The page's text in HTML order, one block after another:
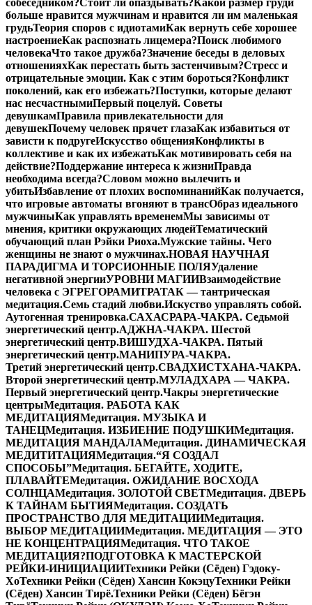
собеседником?Стоит ли опаздывать? Какой размер груди
больше нравится мужчинам и нравится ли им маленькая
грудьТеория споров с идиотамиКак вернуть себе хорошее
настроениеКак распознать лицемера?Поиск любимого
человекаЧто такое дружба?Значение беседы в деловых
отношенияхКак перестать быть застенчивым?Стресс и
отрицательные эмоции. Как с этим бороться?Конфликт
поколений, как его избежать?Поступки, которые делают
нас несчастнымиПервый поцелуй. Советы
девушкамПравила привлекательности для
девушекПочему человек прячет глазаКак избавиться от
зависти к подругеИскусство общенияКонфликты в
коллективе и как их избежатьКак мотивировать себя на
действие?Поддержание интереса к жизниПравда
необходима всегда?Словом можно вылечить и
убитьИзбавление от плохих воспоминанийКак получается,
что игровые автоматы вгоняют в трансОбраз идеального
мужчиныКак управлять временемМы зависимы от
мнения, критики окружающих людейТематический
обучающий план Рэйки Риоха.Мужские тайны. Чего
женщины не знают о мужчинах.НОВАЯ НАУЧНАЯ
ПАРАДИГМА И ТОРСИОННЫЕ ПОЛЯУдаление
негативной энергииУРОВНИ МАГИИВзаимодействие
человека с ЭГРЕГОРАМИТРАТАК — тантрическая
медитация.Семь стадий любви.Искуство управлять собой.
Аутогенная тренировка.САХАСРАРА-ЧАКРА. Седьмой
энергетический центр.АДЖНА-ЧАКРА. Шестой
энергетический центр.ВИШУДХА-ЧАКРА. Пятый
энергетический центр.МАНИПУРА-ЧАКРА.
Третий энергетический центр.СВАДХИСТХАНА-ЧАКРА.
Второй энергетический центр.МУЛАДХАРА — ЧАКРА.
Первый энергетический центр.Чакры энергетические
центрыМедитация. РАБОТА КАК
МЕДИТАЦИЯМедитация. МУЗЫКА И
ТАНЕЦМедитация. ИЗБИЕНИЕ ПОДУШКИМедитация.
МЕДИТАЦИЯ МАНДАЛАМедитация. ДИНАМИЧЕСКАЯ
МЕДИТИТАЦИЯМедитация.“Я СОЗДАЛ
СПОСОБЫ”Медитация. БЕГАЙТЕ, ХОДИТЕ,
ПЛАВАЙТЕМедитация. ОЖИДАНИЕ ВОСХОДА
СОЛНЦАМедитация. ЗОЛОТОЙ СВЕТМедитация. ДВЕРЬ
К ТАЙНАМ БЫТИЯМедитация. СОЗДАТЬ
ПРОСТРАНСТВО ДЛЯ МЕДИТАЦИИМедитация.
ВЫБОР МЕДИТАЦИИМедитация. МЕДИТАЦИЯ — ЭТО
НЕ КОНЦЕНТРАЦИЯМедитация. ЧТО ТАКОЕ
МЕДИТАЦИЯ?ПОДГОТОВКА К МАСТЕРСКОЙ
РЕЙКИ-ИНИЦИАЦИИТехники Рейки (Сёден) Гэдоку-
ХоТехники Рейки (Сёден) Хансин КокэцуТехники Рейки
(Сёден) Хансин Тирё.Техники Рейки (Сёден) Бёгэн